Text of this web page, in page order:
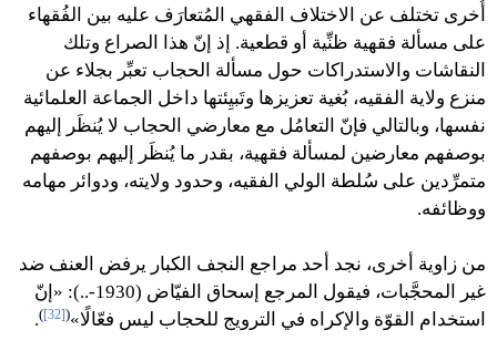
أُخرى تختلف عن الاختلاف الفقهي المُتعارَف عليه بين الفُقهاء
على مسألة فقهية ظنِّية أو قطعية. إذ إنّ هذا الصراع وتلك
النقاشات والاستدراكات حول مسألة الحجاب تعبِّر بجلاء عن
منزع ولاية الفقيه، بُغية تعزيزها وتَبيِئتها داخل الجماعة العلمائية
نفسها، وبالتالي فإنّ التعامُل مع معارضي الحجاب لا يُنظَر إليهم
بوصفهم معارضين لمسألة فقهية، بقدر ما يُنظَر إليهم بوصفهم
متمرِّدين على سُلطة الولي الفقيه، وحدود ولايته، ودوائر مهامه
ووظائفه.
من زاوية أخرى، نجد أحد مراجع النجف الكبار يرفض العنف ضد
غير المحجَّبات، فيقول المرجع إسحاق الفيّاض (1930-..): «إنّ
استخدام القوّة والإكراه في الترويج للحجاب ليس فعّالًا»(
[32]
)
.